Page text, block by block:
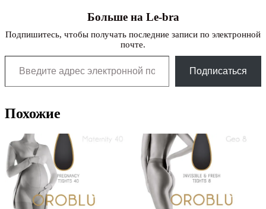
Больше на Le-bra
Подпишитесь, чтобы получать последние записи по электронной
почте.
Введите адрес электронной почты…
Подписаться
Похожие